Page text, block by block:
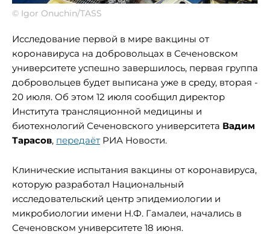
© Igor Onuchin/TASS
Исследование первой в мире вакцины от
коронавируса на добровольцах в Сеченовском
университете успешно завершилось, первая группа
добровольцев будет выписана уже в среду, вторая -
20 июля. Об этом 12 июля сообщил директор
Института трансляционной медицины и
биотехнологий Сеченовского университета Вадим
Тарасов, передаёт РИА Новости.
Клинические испытания вакцины от коронавируса,
которую разработал Национальный
исследовательский центр эпидемиологии и
микробиологии имени Н.Ф. Гамалеи, начались в
Сеченовском университете 18 июня.